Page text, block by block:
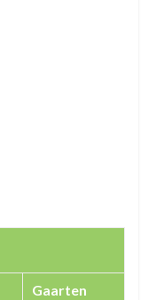
Gaarten